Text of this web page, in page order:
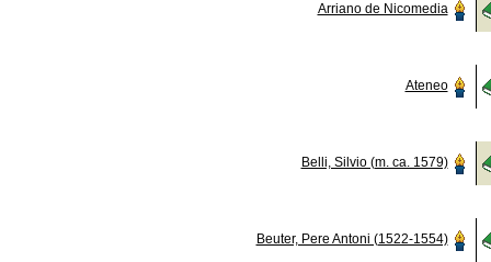
Arriano de Nicomedia
Ateneo
Belli, Silvio (m. ca. 1579)
Beuter, Pere Antoni (1522-1554)